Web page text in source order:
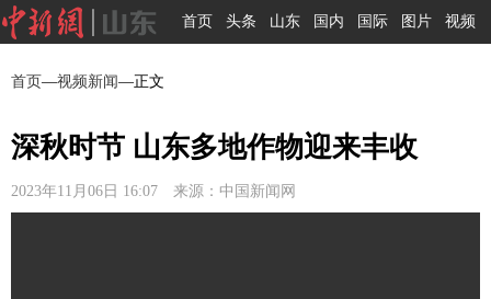
首页 头条 山东 国内 国际 图片 视频
首页—视频新闻—正文
深秋时节 山东多地作物迎来丰收
2023年11月06日 16:07 来源：中国新闻网